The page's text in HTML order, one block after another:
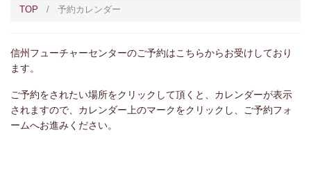
TOP 予約カレンダー
信州フューチャーセンターのご予約はこちらからお受けしており
ます。
ご予約をされたい場所をクリックして頂くと、カレンダーが表示
されますので、カレンダー上のマークをクリックし、ご予約フォ
ームへお進みください。